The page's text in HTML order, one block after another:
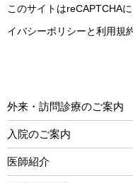
このサイトはreCAPTCHA
イバシーポリシーと利用規
外来・訪問診療のご案内
入院のご案内
医師紹介